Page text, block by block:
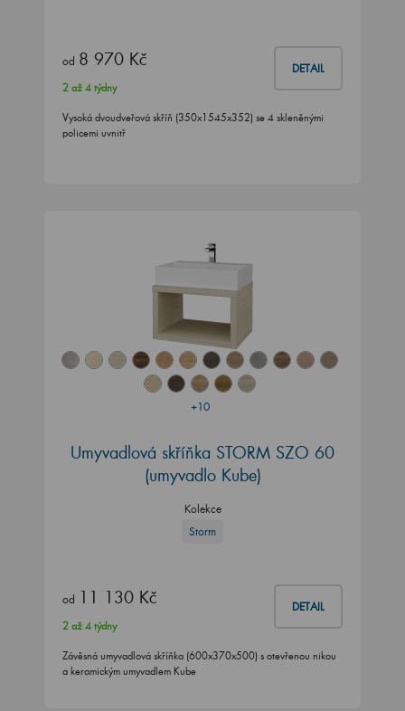
od 8 970 Kč DETAIL
2 až 4 týdny
Vysoká dvoudveřová skříň (350x1545x352) se 4 skleněnými
policemi uvnitř
+10
Umyvadlová skříňka STORM SZO 60
(umyvadlo Kube)
Kolekce
Storm
od 11 130 Kč DETAIL
2 až 4 týdny
Závěsná umyvadlová skříňka (600x370x500) s otevřenou nikou
a keramickým umyvadlem Kube